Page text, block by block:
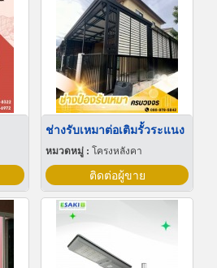
ช่างรับเหมาต่อเติมรั้วระแนง
หมวดหมู่ : โครงหลังคา
ติดต่อผู้ขาย